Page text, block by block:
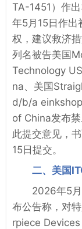
TA-1451）作
年5月15日作出
权，建议救济
列名被告美国
Technology
na、美国
d/b/a
of China发布
此提交意见，
15日提交。
二、美国
2026年5
布公告称，对
rpiece